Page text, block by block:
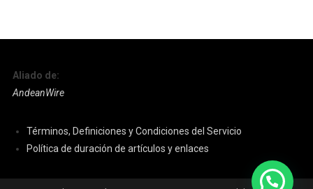
Aliado de:
AndeanWire
Términos, Definiciones y Condiciones del Servicio
Política de duración de artículos y enlaces